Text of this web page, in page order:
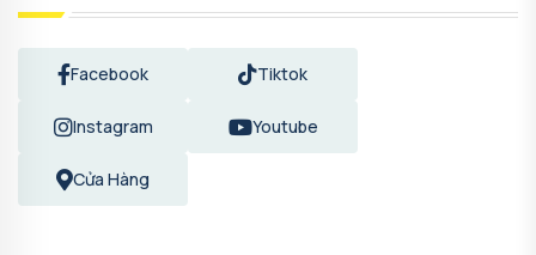
Facebook Tiktok
Instagram Youtube
Cửa Hàng